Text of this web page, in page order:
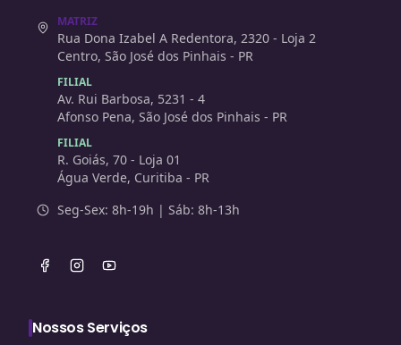
MATRIZ
Rua Dona Izabel A Redentora, 2320 - Loja 2
Centro, São José dos Pinhais - PR
FILIAL
Av. Rui Barbosa, 5231 - 4
Afonso Pena, São José dos Pinhais - PR
FILIAL
R. Goiás, 70 - Loja 01
Água Verde, Curitiba - PR
Seg-Sex: 8h-19h | Sáb: 8h-13h
Nossos Serviços